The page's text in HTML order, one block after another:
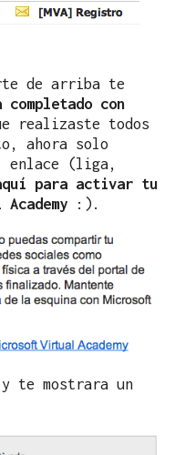
de arriba te
con
realizaste todos
ahora solo
enlace (liga,
para activar tu
:).
te mostrara un